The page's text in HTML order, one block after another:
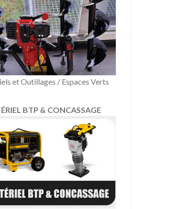
et Outillages / Espaces Verts
BTP & CONCASSAGE